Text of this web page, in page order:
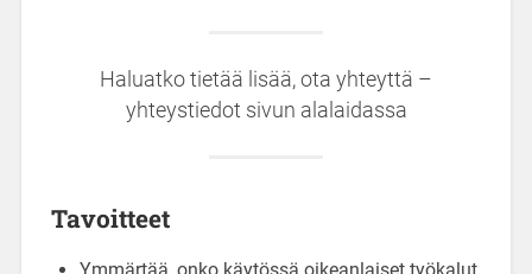
Haluatko tietää lisää, ota yhteyttä –
yhteystiedot sivun alalaidassa
Tavoitteet